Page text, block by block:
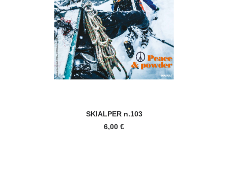
AGGIUNGI AL CARRELLO
SKIALPER n.103
6,00 €